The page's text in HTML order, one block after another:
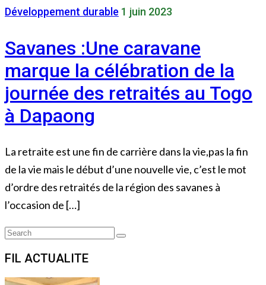
Développement durable 1 juin 2023
Savanes :Une caravane
marque la célébration de la
journée des retraités au Togo
à Dapaong
La retraite est une fin de carrière dans la vie,pas la fin
de la vie mais le début d’une nouvelle vie, c’est le mot
d’ordre des retraités de la région des savanes à
l’occasion de […]
Search
Search
FIL ACTUALITE